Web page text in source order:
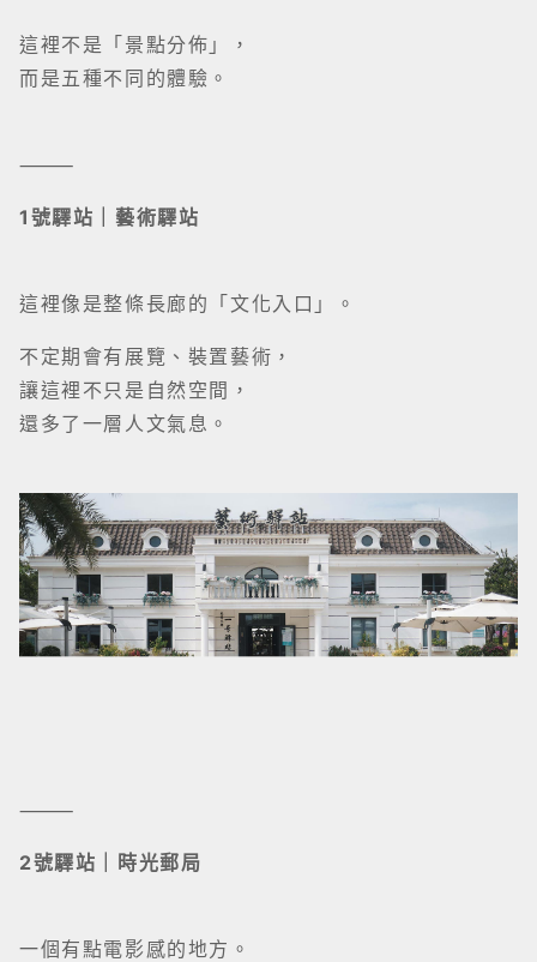
這裡不是「景點分佈」，
而是五種不同的體驗。
⸻
1號驛站｜藝術驛站
這裡像是整條長廊的「文化入口」。
不定期會有展覽、裝置藝術，
讓這裡不只是自然空間，
還多了一層人文氣息。
⸻
2號驛站｜時光郵局
一個有點電影感的地方。